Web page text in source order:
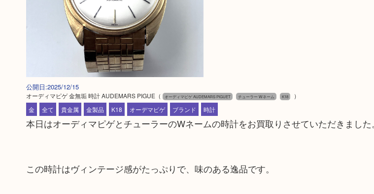
公開日:2025/12/15
オーディマピゲ 金無垢 時計 AUDEMARS PIGUE（ オーディマピゲ AUDEMARS PIGUET チューラー Wネーム K18
）
金
全て 貴金属 金製品 K18 オーデマピゲ ブランド 時計
本日はオーディマピゲとチューラーのWネームの時計をお買取りさせていただきました。
この時計はヴィンテージ感がたっぷりで、味のある逸品です。